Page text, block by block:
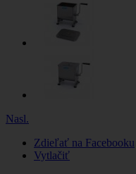
Nasl.
Zdieľať na Facebooku
Vytlačiť